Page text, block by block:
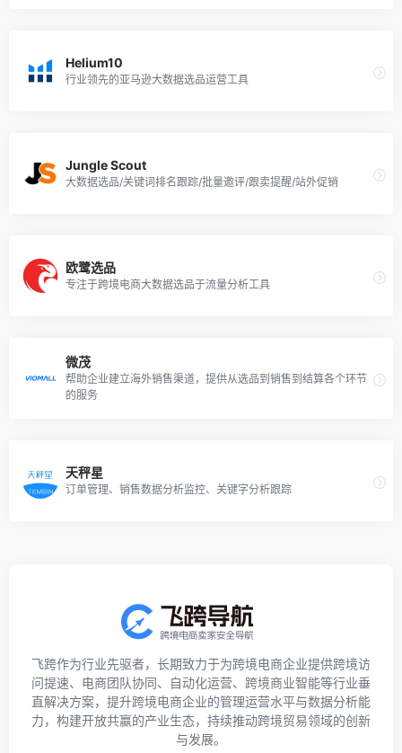
Helium10
行业领先的亚马逊大数据选品运营工具
Jungle Scout
大数据选品/关键词排名跟踪/批量邀评/跟卖提醒/站外促销
欧鹭选品
专注于跨境电商大数据选品于流量分析工具
微茂
帮助企业建立海外销售渠道，提供从选品到销售到结算各个环节
的服务
天秤星
订单管理、销售数据分析监控、关键字分析跟踪
飞跨作为行业先驱者，长期致力于为跨境电商企业提供跨境访
问提速、电商团队协同、自动化运营、跨境商业智能等行业垂
直解决方案，提升跨境电商企业的管理运营水平与数据分析能
力，构建开放共赢的产业生态，持续推动跨境贸易领域的创新
与发展。